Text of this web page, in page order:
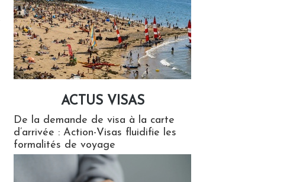
ACTUS VISAS
De la demande de visa à la carte
d’arrivée : Action-Visas fluidifie les
formalités de voyage